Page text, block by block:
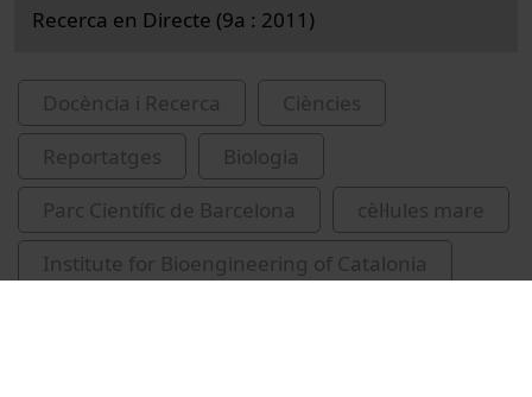
Recerca en Directe (9a : 2011)
Docència i Recerca
Ciències
Reportatges
Biologia
Parc Científic de Barcelona
cèl·lules mare
Institute for Bioengineering of Catalonia